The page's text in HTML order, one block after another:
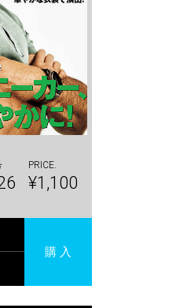
PRICE.
¥1,100
購 入